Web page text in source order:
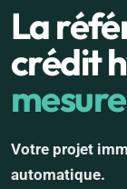
La
crédit
Votre projet
automatique.